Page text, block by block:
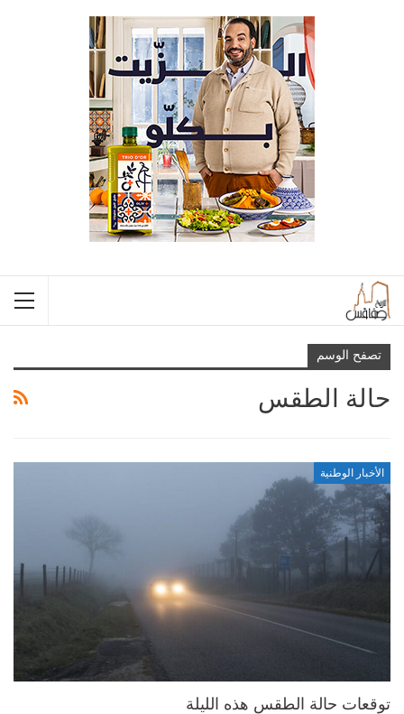
تصفح الوسم
حالة الطقس
الأخبار الوطنية
توقعات حالة الطقس هذه الليلة